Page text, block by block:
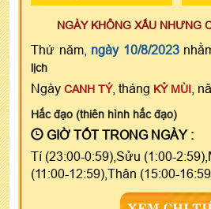
NGÀY KHÔNG XẤU NHƯNG
Thứ năm, ngày 10/8/2023
lịch
Ngày CANH TÝ, tháng KỶ MÙI ,
Hắc đạo (thiên hình hắc đạo)
GIỜ TỐT TRONG NGÀY :
Tí (23:00-0:59),Sửu (1:00-
(11:00-12:59),Thân (15:00-